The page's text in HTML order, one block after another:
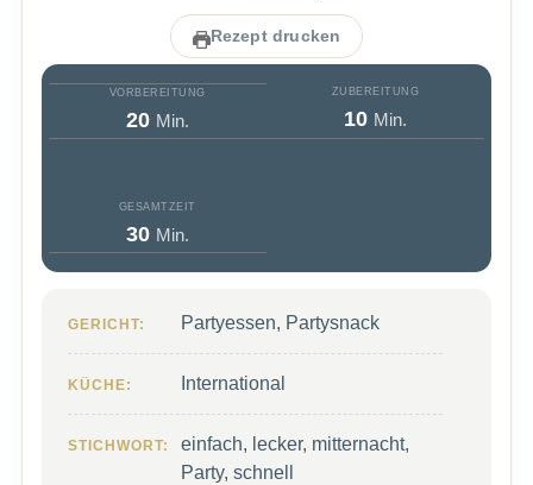
Rezept drucken
VORBEREITUNG
20Minuten
Min.
ZUBEREITUNG
10Minuten
Min.
GESAMTZEIT
30Minuten
Min.
GERICHT: Partyessen, Partysnack
KÜCHE: International
STICHWORT:
einfach, lecker, mitternacht,
Party, schnell